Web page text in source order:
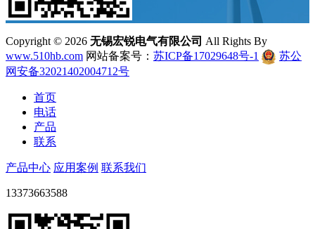
Copyright © 2026 无锡宏锐电气有限公司 All Rights By
www.510hb.com 网站备案号： 苏ICP备17029648号-1
苏公
网安备32021402004712号
首页
电话
产品
联系
产品中心 应用案例 联系我们
13373663588